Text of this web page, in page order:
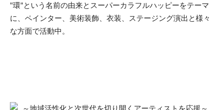
"環"という名前の由来とスーパーカラフルハッピーをテーマ
に、ペインター、美術装飾、衣装、ステージング演出と様々
な方面で活動中。